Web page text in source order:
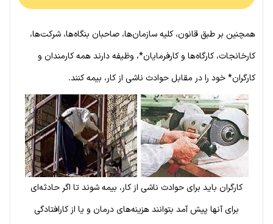
همچنین بر طبق قانون، کلیه سازمان‌ها، صاحبان بنگاه‌ها، شرکت‌ها،
کارخانجات، کارگاه‌ها و کارفرمایان*، وظیفه دارند همه کارمندان و
کارگران* خود را در مقابل حوادث ناشی از کار، بیمه کنند.
کارگران باید برای حوادث ناشی از کار، بیمه شوند تا اگر حادثه‌ای
برای آنها پیش آمد بتوانند هزینه‌های درمان و یا از کارافتادگی